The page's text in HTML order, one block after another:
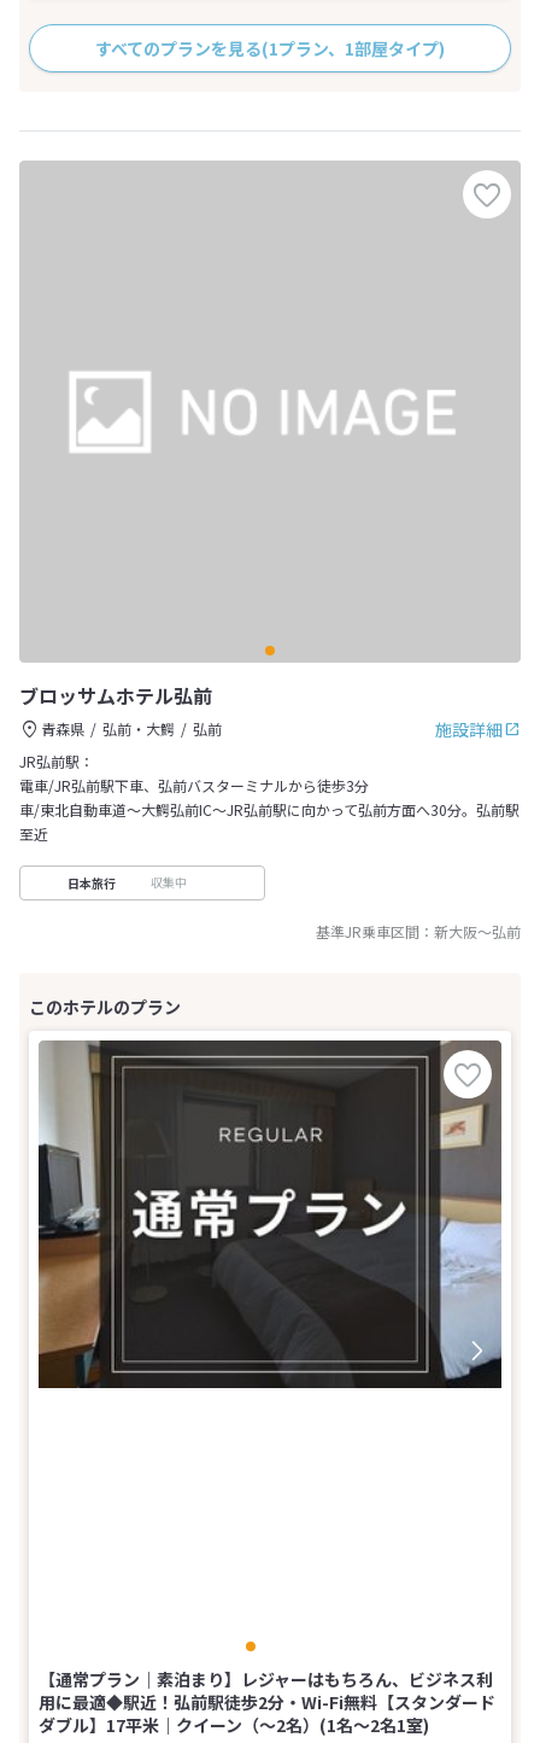
すべてのプランを見る(1プラン、1部屋タイプ)
ブロッサムホテル弘前
施設詳細
青森県 弘前・大鰐
弘前
JR弘前駅：
電車/JR弘前駅下車、弘前バスターミナルから徒歩3分
車/東北自動車道～大鰐弘前IC～JR弘前駅に向かって弘前方面へ30分。弘前駅
至近
日本旅行 収集中
基準JR乗車区間： 新大阪～弘前
【通常プラン｜素泊まり】レジャーはもちろん、ビジネス利
用に最適◆駅近！弘前駅徒歩2分・Wi-Fi無料【スタンダード
ダブル】17平米｜クイーン（〜2名）(1名～2名1室)